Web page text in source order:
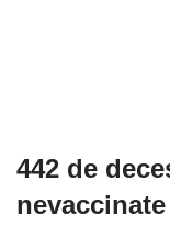
442 de
nevaccinate